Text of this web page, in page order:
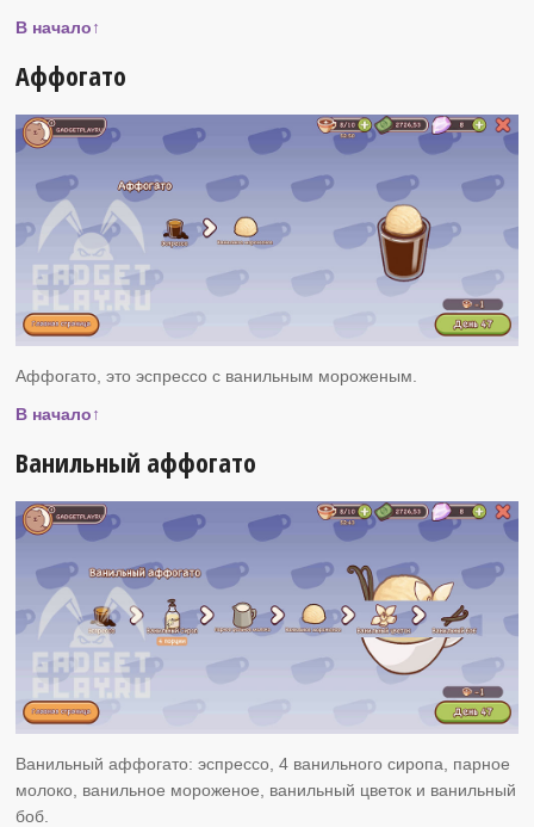
В начало↑
Аффогато
Аффогато, это эспрессо с ванильным мороженым.
В начало↑
Ванильный аффогато
Ванильный аффогато: эспрессо, 4 ванильного сиропа, парное
молоко, ванильное мороженое, ванильный цветок и ванильный
боб.